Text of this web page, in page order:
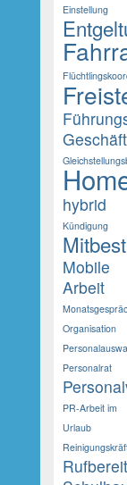
Einstellung
hybrid
Kündigung
Mobile
Arbeit
Organisation
Personalrat
PR-Arbeit im
Urlaub